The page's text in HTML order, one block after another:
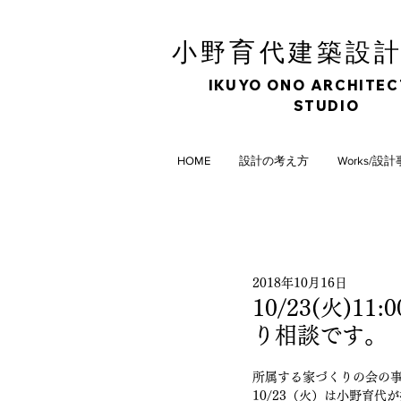
小野育代建築設
IKUYO ONO
STUDIO
HOME 設計の考え方 Works/設計
10/23(火
り相談です。
2018年10月16日
所属する家づくりの会の
10/23（火）は小野育代